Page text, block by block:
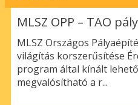
MLSZ OPP – TAO
MLSZ Országos
világítás korszerűsítése
program által kínált
megvalósítható a r...